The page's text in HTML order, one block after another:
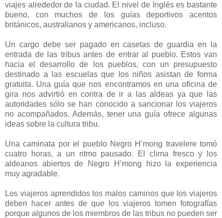
viajes alrededor de la ciudad. El nivel de Inglés es bastante
bueno, con muchos de los guías deportivos acentos
británicos, australianos y americanos, incluso.
Un cargo debe ser pagado en casetas de guardia en la
entrada de las tribus antes de entrar al pueblo. Estos van
hacia el desarrollo de los pueblos, con un presupuesto
destinado a las escuelas que los niños asistan de forma
gratuita. Una guía que nos encontramos en una oficina de
gira nos advirtió en contra de ir a las aldeas ya que las
autoridades sólo se han conocido a sancionar los viajeros
no acompañados. Además, tener una guía ofrece algunas
ideas sobre la cultura tribu.
Una caminata por el pueblo Negro H’mong travelere tomó
cuatro horas, a un ritmo pausado. El clima fresco y los
aldeanos abiertos de Negro H’mong hizo la experiencia
muy agradable.
Los viajeros aprendidos los malos caminos que los viajeros
deben hacer antes de que los viajeros tomen fotografías
porque algunos de los miembros de las tribus no pueden ser